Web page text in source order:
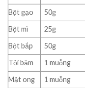
Bột gạo
50g
Bột mì
25g
Bột bắp
50g
Tỏi băm
1 muỗng
Mật ong
1 muỗng